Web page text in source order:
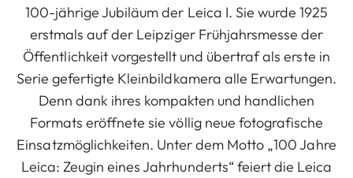
100-jährige Jubiläum der Leica I. Sie wurde 1925
erstmals auf der Leipziger Frühjahrsmesse der
Öffentlichkeit vorgestellt und übertraf als erste in
Serie gefertigte Kleinbildkamera alle Erwartungen.
Denn dank ihres kompakten und handlichen
Formats eröffnete sie völlig neue fotografische
Einsatzmöglichkeiten. Unter dem Motto „100 Jahre
Leica: Zeugin eines Jahrhunderts“ feiert die Leica